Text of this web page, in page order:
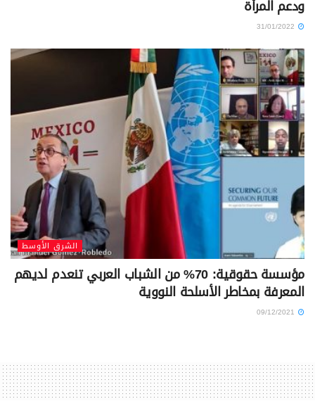
ودعم المرأة
الشرق الأوسط
مؤسسة حقوقية: 70% من الشباب العربي تنعدم لديهم
المعرفة بمخاطر الأسلحة النووية